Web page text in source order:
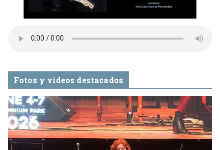
Fotos y videos destacados